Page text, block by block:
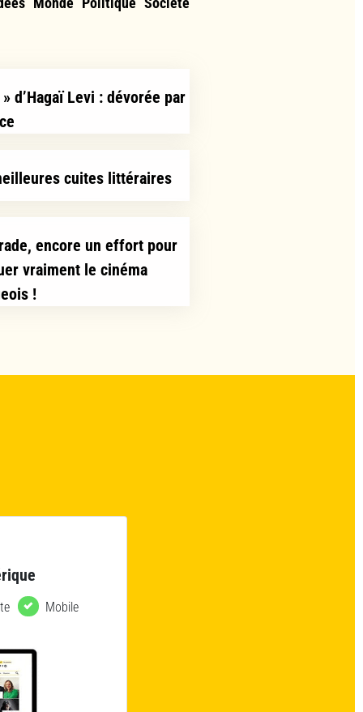
d’Hagaï Levi : dévorée par
cuites littéraires
encore un effort pour
vraiment le cinéma
!
Mobile